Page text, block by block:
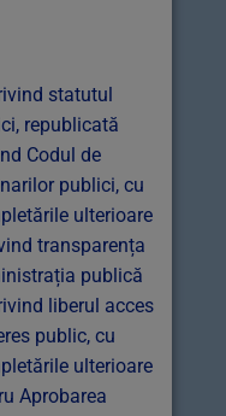
statutul
republicată
Codul de
publici, cu
ulterioare
transparența
publică
liberul acces
public, cu
ulterioare
Aprobarea